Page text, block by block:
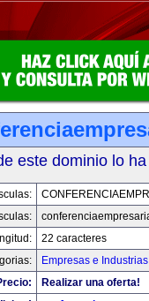
este dominio lo
22 caracteres
Empresas e Industrias
Realizar una oferta!